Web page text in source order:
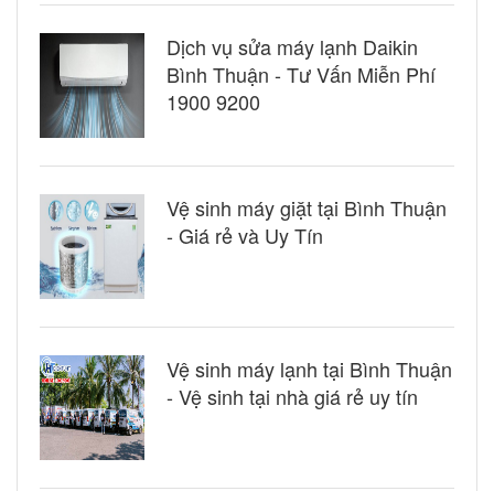
Dịch vụ sửa máy lạnh Daikin
Bình Thuận - Tư Vấn Miễn Phí
1900 9200
Vệ sinh máy giặt tại Bình Thuận
- Giá rẻ và Uy Tín
Vệ sinh máy lạnh tại Bình Thuận
- Vệ sinh tại nhà giá rẻ uy tín